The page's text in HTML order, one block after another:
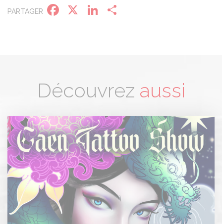
PARTAGER Facebook
X LinkedIn
Découvrez aussi